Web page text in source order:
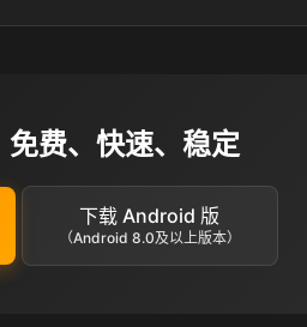
免费、快速、稳定
下载 Android 版
（Android 8.0及以上版本）